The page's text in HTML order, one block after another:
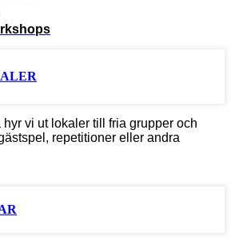
hyr vi ut lokaler till fria grupper och
repetitioner eller andra